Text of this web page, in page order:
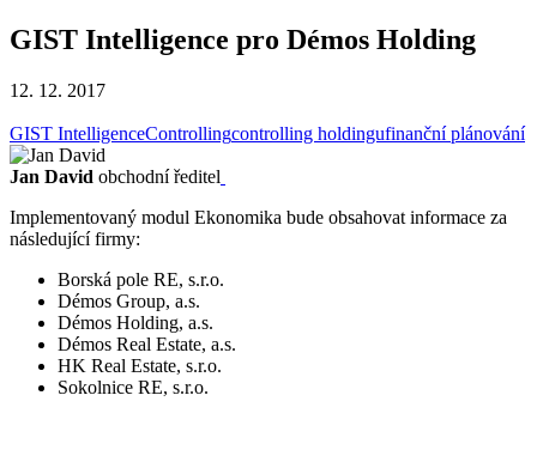
GIST Intelligence pro Démos Holding
12. 12. 2017
GIST IntelligenceControllingcontrolling holdingufinanční plánování
Jan David obchodní ředitel
Implementovaný modul Ekonomika bude obsahovat informace za
následující firmy:
Borská pole RE, s.r.o.
Démos Group, a.s.
Démos Holding, a.s.
Démos Real Estate, a.s.
HK Real Estate, s.r.o.
Sokolnice RE, s.r.o.